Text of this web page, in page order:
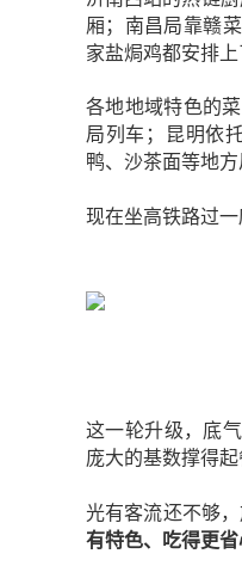
厢；南昌局靠赣
家盐焗鸡都安排上
各地地域特色的
局列车；昆明依
鸭、沙茶面等地
现在坐高铁路过
这一轮升级，底
庞大的基数撑得
光有客流还不够，
有特色、吃得更省